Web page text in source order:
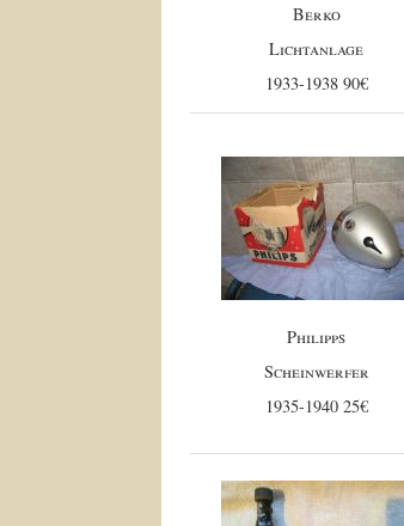
Berko
Lichtanlage
1933-1938 90€
Philipps
Scheinwerfer
1935-1940 25€